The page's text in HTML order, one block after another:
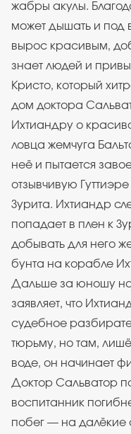
жабры акулы.
может дышать и
вырос красивым,
знает людей и
Кристо, который
дом доктора
Ихтиандру о
ловца жемчуга
неё и пытается
отзывчивую
Зурита. Ихтиандр
попадает в плен к
добывать для него
бунта на корабле
Дальше за юношу
заявляет, что
судебное
тюрьму, но там,
воде, он начинает
Доктор Сальватор
воспитанник
побег — на далёкие